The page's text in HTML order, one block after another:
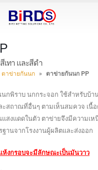
เทา และสีดำ
ตาข่ายกันนก » ตาข่ายกันนก PP
กพิราบ นกกระจอก ใช้สำหรับบ้
ะสถาณที่อื่นๆ ตามเห็นสมควจ เนื้
สงแดดในตัว ตาข่ายจึงมีความเ
านจากโรงงานผู้ผลิตและส่งออก
งกรอบจะมีลักษณะเป็นมันวาว